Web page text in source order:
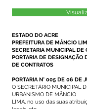
ESTADO DO ACRE
PREFEITURA DE MÂNCIO
SECRETARIA MUNICIPAL DE
PORTARIA DE DESIGNAÇÃO
DE CONTRATOS
PORTARIA N° 005 DE 06 DE
O SECRETÁRIO MUNICIPAL
URBANISMO DE MÂNCIO
LIMA, no uso das suas